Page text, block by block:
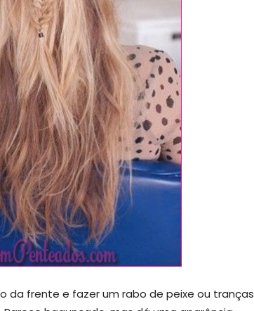
da frente e fazer um rabo de peixe ou tranças